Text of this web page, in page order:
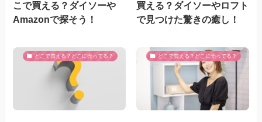
こで買える？ダイソーや
Amazonで探そう！
買える？ダイソーやロフト
で見つけた驚きの癒し！
どこで買える？どこに売ってる？ どこで買える？どこに売ってる？